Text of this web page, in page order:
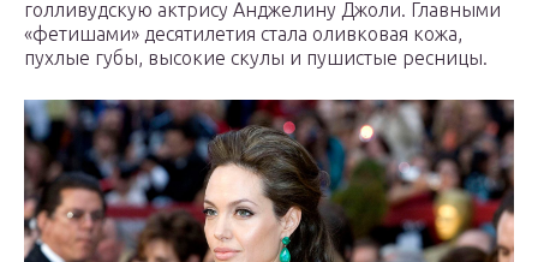
голливудскую актрису Анджелину Джоли. Главными
«фетишами» десятилетия стала оливковая кожа,
пухлые губы, высокие скулы и пушистые ресницы.